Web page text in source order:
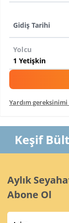
Gidiş Tarihi
Yolcu
Yardım
Keşif
Aylık
Abone Ol